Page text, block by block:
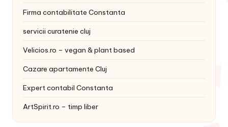
Firma contabilitate Constanta
servicii curatenie cluj
Velicios.ro – vegan & plant based
Cazare apartamente Cluj
Expert contabil Constanta
ArtSpirit.ro – timp liber